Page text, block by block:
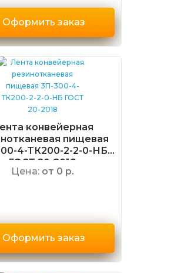
Оформить заказ
конвейерная
пищевая
4-ТК200-2-2-0-НБ
ГОСТ 20-2018
Цена: от 0 р.
Оформить заказ